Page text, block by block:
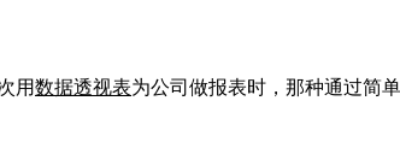
用数据透视表为公司做报表时，那种通过简